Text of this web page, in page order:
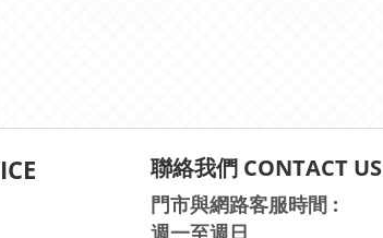
聯絡我們 CONTACT US
門市與網路客服時間 :